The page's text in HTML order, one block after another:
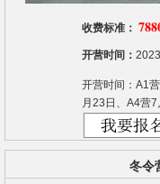
收费标准：
开营时间：
开营时间：A1
月23日、A4营
冬令